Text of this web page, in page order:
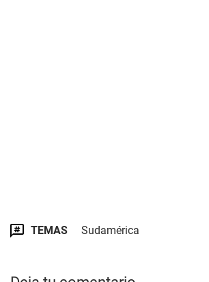
TEMAS Sudamérica